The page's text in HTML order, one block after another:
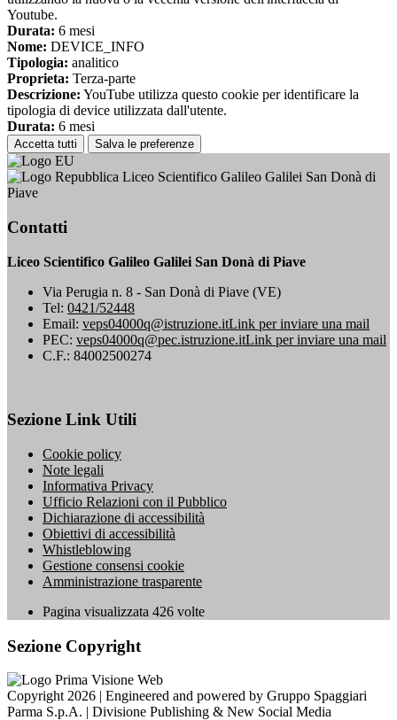
Youtube.
Durata: 6 mesi
Nome: DEVICE_INFO
Tipologia: analitico
Proprieta: Terza-parte
Descrizione: YouTube utilizza questo cookie per identificare la
tipologia di device utilizzata dall'utente.
Durata: 6 mesi
Accetta tutti Salva le preferenze
Liceo Scientifico Galileo Galilei San Donà di
Piave
Contatti
Liceo Scientifico Galileo Galilei San Donà di Piave
Via Perugia n. 8 - San Donà di Piave (VE)
Tel: 0421/52448
Email: veps04000q@istruzione.itLink per inviare una mail
PEC: veps04000q@pec.istruzione.itLink per inviare una mail
C.F.: 84002500274
Sezione Link Utili
Cookie policy
Note legali
Informativa Privacy
Ufficio Relazioni con il Pubblico
Dichiarazione di accessibilità
Obiettivi di accessibilità
Whistleblowing
Gestione consensi cookie
Amministrazione trasparente
Pagina visualizzata 426 volte
Sezione Copyright
Copyright 2026 | Engineered and powered by Gruppo Spaggiari
Parma S.p.A. | Divisione Publishing & New Social Media